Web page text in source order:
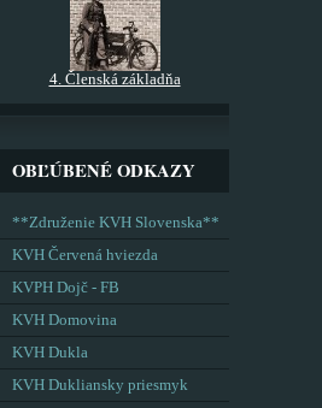
4. Členská základňa
OBĽÚBENÉ ODKAZY
**Združenie KVH Slovenska**
KVH Červená hviezda
KVPH Dojč - FB
KVH Domovina
KVH Dukla
KVH Dukliansky priesmyk